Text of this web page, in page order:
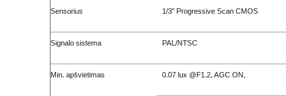
Sensorius 1/3″ Progressive Scan CMOS
Signalo sistema PAL/NTSC
Min. apšvietimas 0.07 lux @F1.2, AGC ON,